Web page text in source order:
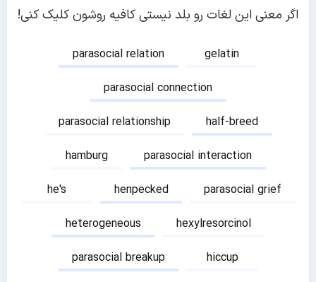
اگر معنی این لغات رو بلد نیستی کافیه روشون کلیک کنی!
parasocial relation
gelatin
parasocial connection
parasocial relationship
half-breed
hamburg
parasocial interaction
he's
henpecked
parasocial grief
heterogeneous
hexylresorcinol
parasocial breakup
hiccup